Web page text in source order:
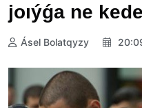
joıýǵa ne
Ásel Bolatqyzy